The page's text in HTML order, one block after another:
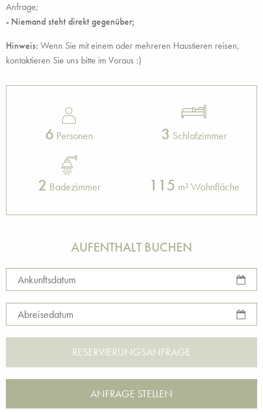
Anfrage;
- Niemand steht direkt gegenüber;
Hinweis: Wenn Sie mit einem oder mehreren Haustieren reisen,
kontaktieren Sie uns bitte im Voraus :)
6 Personen 3 Schlafzimmer
2 Badezimmer 115 m² Wohnfläche
AUFENTHALT BUCHEN
Ankunftsdatum
Abreisedatum
ANFRAGE STELLEN